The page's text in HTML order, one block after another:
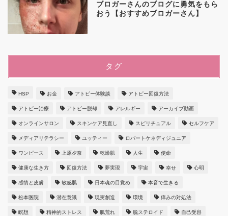
ブロガーさんのブログに勇気をもら
おう【おすすめブロガーさん】
タグ
HSP お金 アトピー体験談 アトピー回復方法
アトピー治療 アトピー脱却 アレルギー アーカイブ動画
オンラインサロン スキンケア見直し スピリチュアル セルフケア
メディアリテラシー ユッティー ロバートケネディジュニア
ワンピース 上原夕奈 乾燥肌 人生 使命
健康な生き方 回復方法 夢実現 宇宙 幸せ 心明
感情と皮膚 敏感肌 日本魂の目覚め 本音で生きる
松本医院 潜在意識 現実創造 環境 痒みの対処法
瞑想 精神的ストレス 肌荒れ 脱ステロイド 自己受容